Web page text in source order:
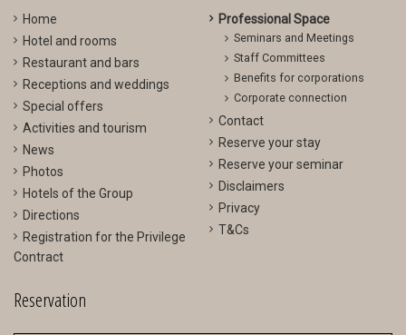
Home
Hotel and rooms
Restaurant and bars
Receptions and weddings
Special offers
Activities and tourism
News
Photos
Hotels of the Group
Directions
Registration for the Privilege
Contract
Professional Space
Seminars and Meetings
Staff Committees
Benefits for corporations
Corporate connection
Contact
Reserve your stay
Reserve your seminar
Disclaimers
Privacy
T&Cs
Reservation